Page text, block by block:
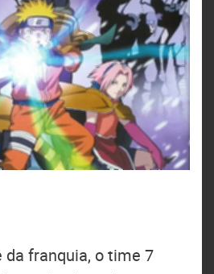
franquia, o time 7